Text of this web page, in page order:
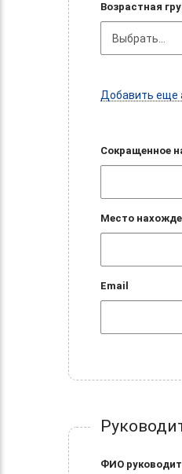
Возрастная
Добавить еще
Сокращенное
Место
Email
ФИО